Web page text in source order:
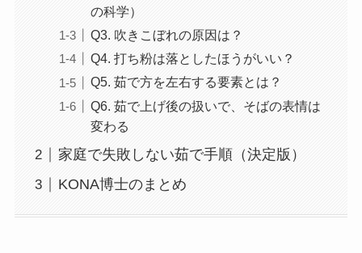
の科学）
Q3. 吹きこぼれの原因は？
Q4. 打ち粉は落としたほうがいい？
Q5. 茹で方を左右する要素とは？
Q6. 茹で上げ後の扱いで、そばの表情は
変わる
家庭で失敗しない茹で手順（決定版）
KONA博士のまとめ